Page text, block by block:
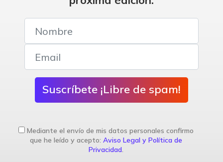
Suscríbete ¡Libre de spam!
Mediante el envío de mis datos personales confirmo
que he leído y acepto: Aviso Legal y Política de
Privacidad.